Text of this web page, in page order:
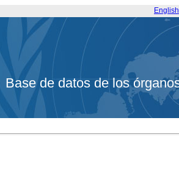
English
Base de datos de los